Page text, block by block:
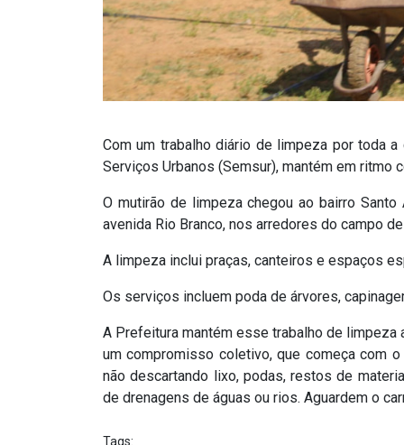
Com um trabalho diário de limpeza por toda
Serviços Urbanos (Semsur), mantém em ritmo
O mutirão de limpeza chegou ao bairro
avenida Rio Branco, nos arredores do campo
A limpeza inclui praças, canteiros e espaços
Os serviços incluem poda de árvores,
A Prefeitura mantém esse trabalho de
um compromisso coletivo, que começa com
não descartando lixo, podas, restos de
de drenagens de águas ou rios. Aguardem o
Tags: